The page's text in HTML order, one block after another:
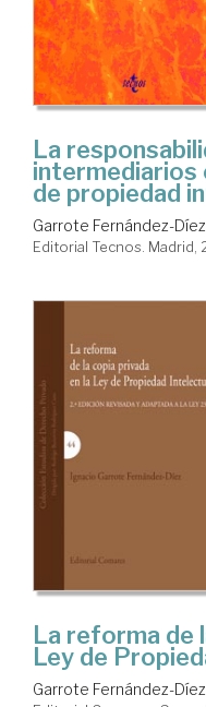
La
intermediarios
de propiedad
Garrote Fernández-
Editorial Tecnos. Madrid,
La reforma de
Ley de
Garrote Fernández-